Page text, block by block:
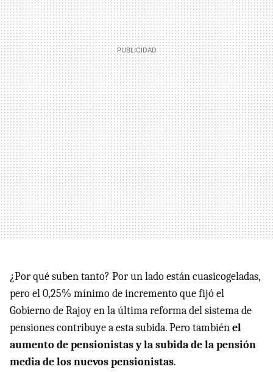
¿Por qué suben tanto? Por un lado están cuasicogeladas,
pero el 0,25% mínimo de incremento que fijó el
Gobierno de Rajoy en la última reforma del sistema de
pensiones contribuye a esta subida. Pero tambiénel
aumento de pensionistas y la subida de la pensión
media de los nuevos pensionistas.